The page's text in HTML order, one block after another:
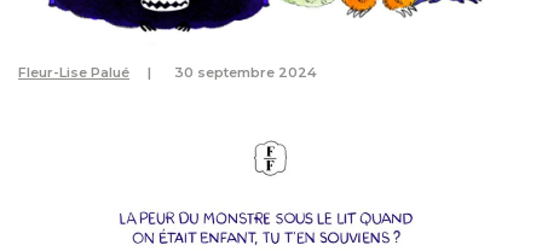
Fleur-Lise Palué 30 septembre 2024